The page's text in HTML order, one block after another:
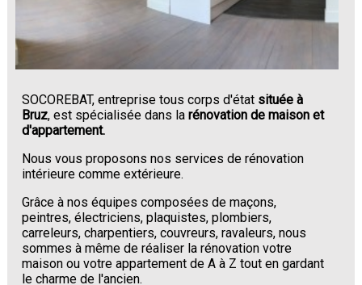
SOCOREBAT, entreprise tous corps d'état située à
Bruz, est spécialisée dans larénovation de maison et
d'appartement.
Nous vous proposons nos services de rénovation
intérieure comme extérieure.
Grâce à nos équipes composées de maçons,
peintres, électriciens, plaquistes, plombiers,
carreleurs, charpentiers, couvreurs, ravaleurs, nous
sommes à même de réaliser la rénovation votre
maison ou votre appartement de A à Z tout en gardant
le charme de l'ancien.